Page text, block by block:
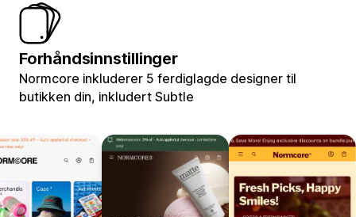
Forhåndsinnstillinger
Normcore inkluderer 5 ferdiglagde designer til
butikken din, inkludert Subtle